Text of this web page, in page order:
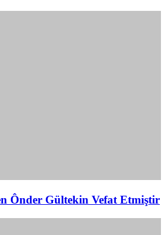
Ônder Gültekin Vefat Etmiştir